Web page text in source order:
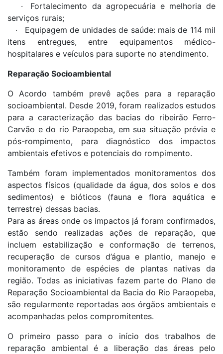
· Fortalecimento da agropecuária e melhoria de
serviços rurais;
· Equipagem de unidades de saúde: mais de 114 mil
itens entregues, entre equipamentos médico-
hospitalares e veículos para suporte no atendimento.
Reparação Socioambiental
O Acordo também prevê ações para a reparação
socioambiental. Desde 2019, foram realizados estudos
para a caracterização das bacias do ribeirão Ferro-
Carvão e do rio Paraopeba, em sua situação prévia e
pós-rompimento, para diagnóstico dos impactos
ambientais efetivos e potenciais do rompimento.
Também foram implementados monitoramentos dos
aspectos físicos (qualidade da água, dos solos e dos
sedimentos) e bióticos (fauna e flora aquática e
terrestre) dessas bacias.
Para as áreas onde os impactos já foram confirmados,
estão sendo realizadas ações de reparação, que
incluem estabilização e conformação de terrenos,
recuperação de cursos d’água e plantio, manejo e
monitoramento de espécies de plantas nativas da
região. Todas as iniciativas fazem parte do Plano de
Reparação Socioambiental da Bacia do Rio Paraopeba,
são regularmente reportadas aos órgãos ambientais e
acompanhadas pelos compromitentes.
O primeiro passo para o início dos trabalhos de
reparação ambiental é a liberação das áreas pelo